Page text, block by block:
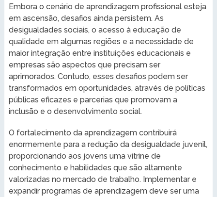
Embora o cenário de aprendizagem profissional esteja
em ascensão, desafios ainda persistem. As
desigualdades sociais, o acesso à educação de
qualidade em algumas regiões e a necessidade de
maior integração entre instituições educacionais e
empresas são aspectos que precisam ser
aprimorados. Contudo, esses desafios podem ser
transformados em oportunidades, através de políticas
públicas eficazes e parcerias que promovam a
inclusão e o desenvolvimento social.
O fortalecimento da aprendizagem contribuirá
enormemente para a redução da desigualdade juvenil,
proporcionando aos jovens uma vitrine de
conhecimento e habilidades que são altamente
valorizadas no mercado de trabalho. Implementar e
expandir programas de aprendizagem deve ser uma